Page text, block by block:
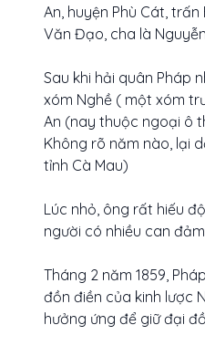
An, huyện Phù Cát,
Văn Đạo, cha là
Sau khi hải quân Pháp
xóm Nghề ( một xóm
An (nay thuộc ngoại ô
Không rõ năm nào, lại
tỉnh Cà Mau)
Lúc nhỏ, ông rất hiếu
người có nhiều can
Tháng 2 năm 1859,
đồn điền của kinh lược
hưởng ứng để giữ đại